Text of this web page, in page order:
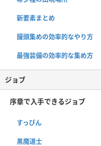
新要素まとめ
饅頭集めの効率的なやり方
最強装備の効率的な集め方
ジョブ
序章で入手できるジョブ
すっぴん
黒魔道士